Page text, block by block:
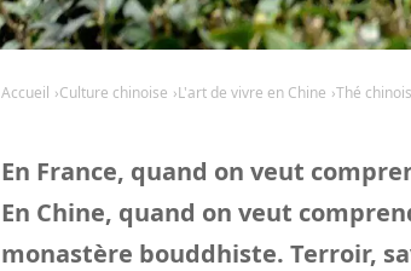
Accueil Culture chinoise L'art de vivre en Chine Thé chinois
En France, quand on veut
En Chine, quand on veut
monastère bouddhiste. Terroir,